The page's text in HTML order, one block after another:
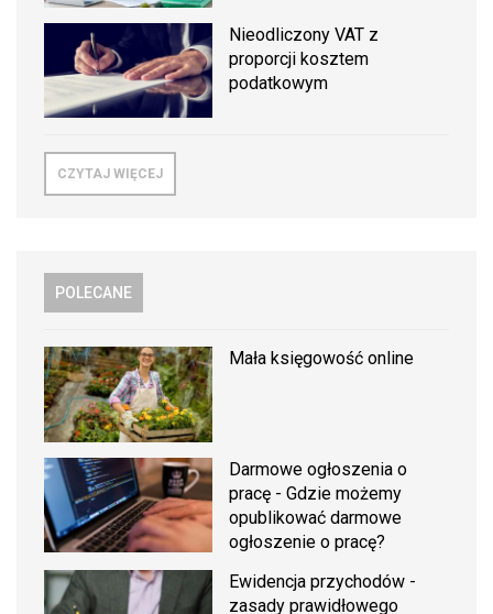
Nieodliczony VAT z
proporcji kosztem
podatkowym
CZYTAJ WIĘCEJ
POLECANE
Mała księgowość online
Darmowe ogłoszenia o
pracę - Gdzie możemy
opublikować darmowe
ogłoszenie o pracę?
Ewidencja przychodów -
zasady prawidłowego